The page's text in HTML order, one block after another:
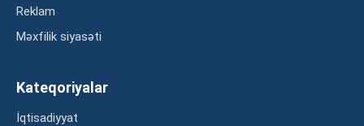
Reklam
Məxfilik siyasəti
Kateqoriyalar
İqtisadiyyat